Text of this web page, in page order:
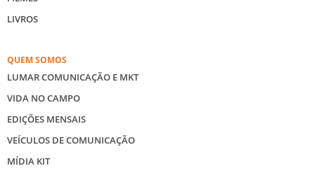
LIVROS
QUEM SOMOS
LUMAR COMUNICAÇÃO E MKT
VIDA NO CAMPO
EDIÇÕES MENSAIS
VEÍCULOS DE COMUNICAÇÃO
MÍDIA KIT